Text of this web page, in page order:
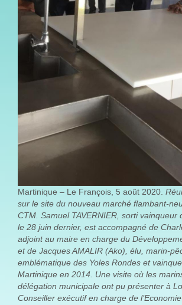
Martinique – Le François, 5 août 2020.
sur le site du nouveau marché flambant-
CTM. Samuel TAVERNIER, sorti vainqueur
le 28 juin dernier, est accompagné de
adjoint au maire en charge du
et de Jacques AMALIR (Ako), élu, marin-
emblématique des Yoles Rondes et
Martinique en 2014. Une visite où les
délégation municipale ont pu présenter à
Conseiller exécutif en charge de